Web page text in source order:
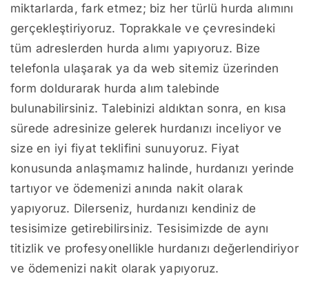
miktarlarda, fark etmez; biz her türlü hurda alımını
gerçekleştiriyoruz. Toprakkale ve çevresindeki
tüm adreslerden hurda alımı yapıyoruz. Bize
telefonla ulaşarak ya da web sitemiz üzerinden
form doldurarak hurda alım talebinde
bulunabilirsiniz. Talebinizi aldıktan sonra, en kısa
sürede adresinize gelerek hurdanızı inceliyor ve
size en iyi fiyat teklifini sunuyoruz. Fiyat
konusunda anlaşmamız halinde, hurdanızı yerinde
tartıyor ve ödemenizi anında nakit olarak
yapıyoruz. Dilerseniz, hurdanızı kendiniz de
tesisimize getirebilirsiniz. Tesisimizde de aynı
titizlik ve profesyonellikle hurdanızı değerlendiriyor
ve ödemenizi nakit olarak yapıyoruz.